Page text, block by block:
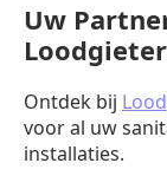
Uw
Ontdek bij
voor al uw
installaties.